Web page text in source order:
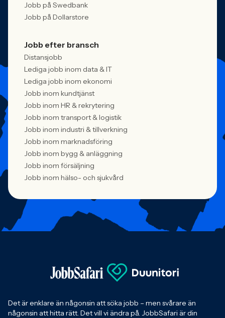
Jobb på Swedbank
Jobb på Dollarstore
Jobb efter bransch
Distansjobb
Lediga jobb inom data & IT
Lediga jobb inom ekonomi
Jobb inom kundtjänst
Jobb inom HR & rekrytering
Jobb inom transport & logistik
Jobb inom industri & tillverkning
Jobb inom marknadsföring
Jobb inom bygg & anläggning
Jobb inom försäljning
Jobb inom hälso- och sjukvård
Det är enklare än någonsin att söka jobb – men svårare än
någonsin att hitta rätt. Det vill vi ändra på. JobbSafari är din